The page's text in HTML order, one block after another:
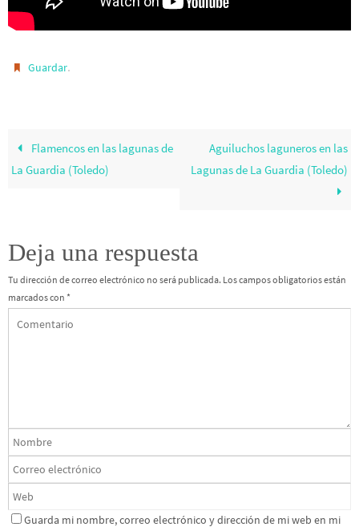
Guardar.
Flamencos en las lagunas de
La Guardia (Toledo)
Aguiluchos laguneros en las
Lagunas de La Guardia (Toledo)
Deja una respuesta
Tu dirección de correo electrónico no será publicada. Los campos obligatorios están
marcados con *
Guarda mi nombre, correo electrónico y dirección de mi web en mi